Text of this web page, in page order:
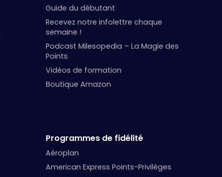
Guide du débutant
Recevez notre infolettre chaque
semaine !
Podcast Milesopedia – La Magie des
Points
Vidéos de formation
Boutique Amazon
Programmes de fidélité
Aéroplan
American Express Points-Privilèges